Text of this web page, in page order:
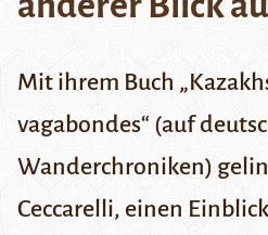
Mit ihrem Buch
vagabondes“ (auf
Wanderchroniken)
Ceccarelli, einen